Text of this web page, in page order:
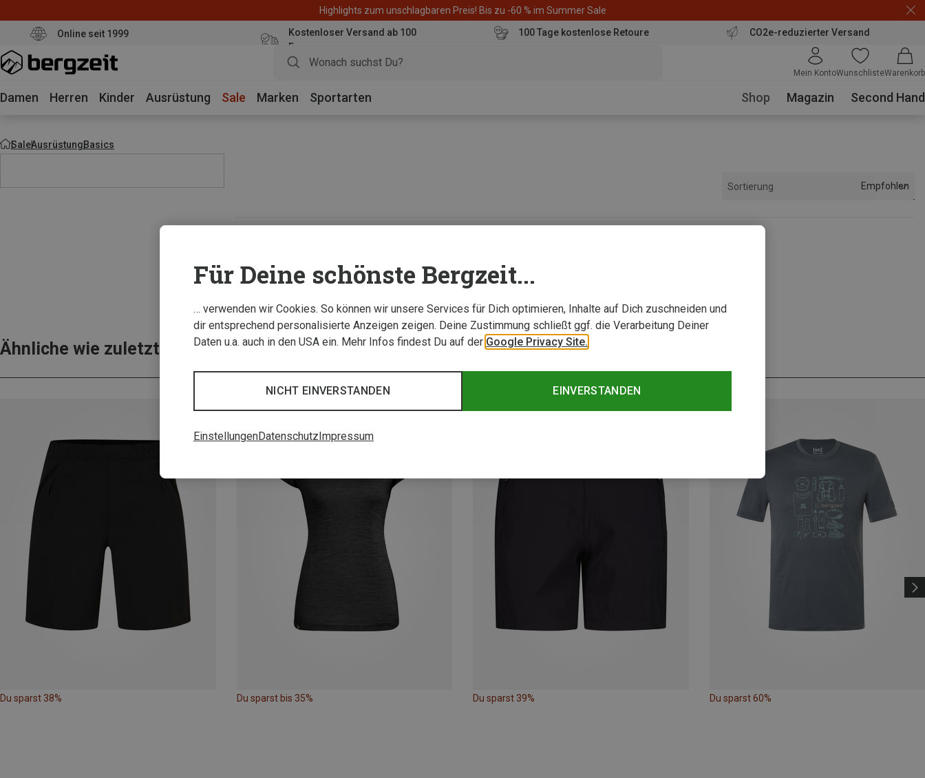
Highlights zum unschlagbaren Preis! Bis zu -60 % im Summer Sale
Online seit 1999
Kostenloser Versand ab 100
Euro
100 Tage kostenlose Retoure CO2e-reduzierter Versand
Mein KontoWunschlisteWarenkorb
Damen Herren Kinder Ausrüstung Sale Marken Sportarten Shop Magazin Second Hand
SaleAusrüstungBasics
Sortierung Empfohlen
Ähnliche wie zuletzt gesehen
Du sparst 38% Du sparst bis 35% Du sparst 39% Du sparst 60%
Für Deine schönste Bergzeit...
… verwenden wir Cookies. So können wir unsere Services für Dich optimieren, Inhalte auf Dich zuschneiden und
dir entsprechend personalisierte Anzeigen zeigen. Deine Zustimmung schließt ggf. die Verarbeitung Deiner
Daten u.a. auch in den USA ein. Mehr Infos findest Du auf der Google Privacy Site.
EINVERSTANDEN
NICHT EINVERSTANDEN
EinstellungenDatenschutzImpressum